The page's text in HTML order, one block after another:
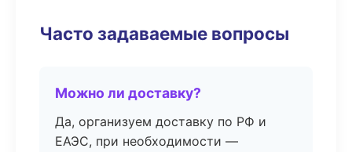
Часто задаваемые вопросы
Можно ли доставку?
Да, организуем доставку по РФ и
ЕАЭС, при необходимости —